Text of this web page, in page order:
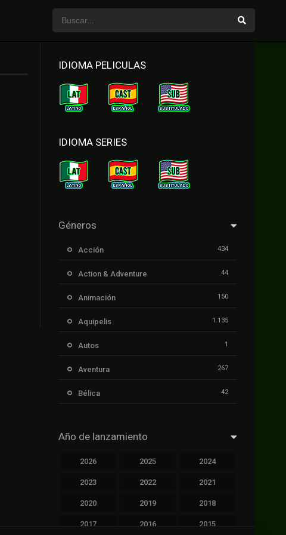
IDIOMA PELICULAS
IDIOMA SERIES
Géneros
Acción 434
Action & Adventure 44
Animación 150
Aquipelis 1.135
Autos 1
Aventura 267
Bélica 42
Cinecalidad
Cinetux 1.139
Año de lanzamiento
2026 2025 2024
2023 2022 2021
2020 2019 2018
2017 2016 2015